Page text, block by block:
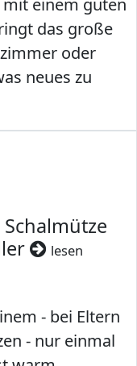
einem guten
das große
oder
neues zu
lesen
- bei Eltern
- nur einmal